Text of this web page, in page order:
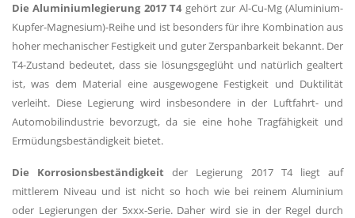
Die Aluminiumlegierung 2017 T4gehört zur Al-Cu-Mg (Aluminium-
Kupfer-Magnesium)-Reihe und ist besonders für ihre Kombination aus
hoher mechanischer Festigkeit und guter Zerspanbarkeit bekannt. Der
T4-Zustand bedeutet, dass sie lösungsgeglüht und natürlich gealtert
ist, was dem Material eine ausgewogene Festigkeit und Duktilität
verleiht. Diese Legierung wird insbesondere in der Luftfahrt- und
Automobilindustrie bevorzugt, da sie eine hohe Tragfähigkeit und
Ermüdungsbeständigkeit bietet.
Die Korrosionsbeständigkeit der Legierung 2017 T4 liegt auf
mittlerem Niveau und ist nicht so hoch wie bei reinem Aluminium
oder Legierungen der 5xxx-Serie. Daher wird sie in der Regel durch